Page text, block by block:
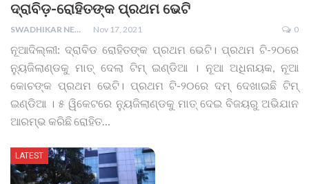
ଦ୍ରାବିଡ଼-ରୋହିତଙ୍କ ପ୍ରଥମ ଭେଟି
SWADHIKAR NEWS Nov 17, 2021 0
ନୂଆଦିଲ୍ଲୀ: ଦ୍ରାବିଡ ରୋହିତଙ୍କ ପ୍ରଥମ ଭେଟି। ପ୍ରଥମ ଟି-୨୦ରେ
ନ୍ୟୁଜିଲାଣ୍ଡକୁ ମାତ୍ ଦେଲା ଟିମ୍ ଇଣ୍ଡିଆ । ନୂଆ ଅଧିନାୟକ, ନୂଆ
କୋଚଙ୍କ ପ୍ରଥମ ଭେଟି। ପ୍ରଥମ ଟି-୨୦ରେ ଦମ୍ ଦେଖାଇଛି ଟିମ୍
ଇଣ୍ଡିଆ । ୫ ୱିକେଟରେ ନ୍ୟୁଜିଲାଣ୍ଡକୁ ମାତ୍ ଦେଇ ବିଜୟରୁ ଅଭିଯାନ
ଆରମ୍ଭ କରିଛି ରୋହିତ…
LATEST